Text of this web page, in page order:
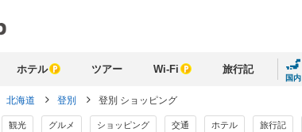
ホテル ツアー Wi-Fi 旅行記
国内
北海道 登別 登別 ショッピング
観光 グルメ ショッピング 交通 ホテル 旅行記